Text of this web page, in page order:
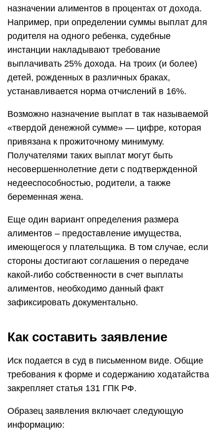
назначении алиментов в процентах от дохода.
Например, при определении суммы выплат для
родителя на одного ребенка, судебные
инстанции накладывают требование
выплачивать 25% дохода. На троих (и более)
детей, рожденных в различных браках,
устанавливается норма отчислений в 16%.
Возможно назначение выплат в так называемой
«твердой денежной сумме» — цифре, которая
привязана к прожиточному минимуму.
Получателями таких выплат могут быть
несовершеннолетние дети с подтвержденной
недееспособностью, родители, а также
беременная жена.
Еще один вариант определения размера
алиментов – предоставление имущества,
имеющегося у плательщика. В том случае, если
стороны достигают соглашения о передаче
какой-либо собственности в счет выплаты
алиментов, необходимо данный факт
зафиксировать документально.
Как составить заявление
Иск подается в суд в письменном виде. Общие
требования к форме и содержанию ходатайства
закрепляет статья 131 ГПК РФ.
Образец заявления включает следующую
информацию: